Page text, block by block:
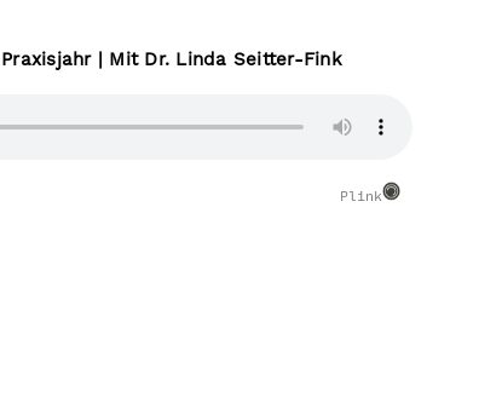
| Mit Dr. Linda Seitter-Fink
Plink